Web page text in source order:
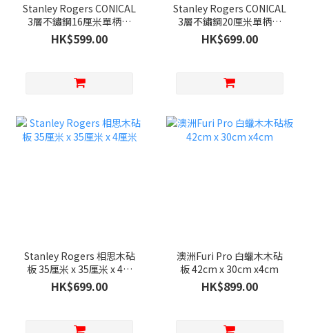
Stanley Rogers CONICAL
3層不鏽鋼16厘米單柄煲
1.25公升
HK$599.00
Stanley Rogers CONICAL
3層不鏽鋼20厘米單柄煲
2.5公升
HK$699.00
Stanley Rogers 相思木砧
板 35厘米 x 35厘米 x 4厘
米
HK$699.00
澳洲Furi Pro 白蠟木木砧
板 42cm x 30cm x4cm
HK$899.00